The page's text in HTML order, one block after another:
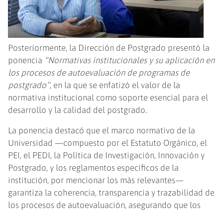
Posteriormente, la Dirección de Postgrado presentó la
ponencia “Normativas institucionales y su aplicación en
los procesos de autoevaluación de programas de
postgrado”, en la que se enfatizó el valor de la
normativa institucional como soporte esencial para el
desarrollo y la calidad del postgrado.
La ponencia destacó que el marco normativo de la
Universidad —compuesto por el Estatuto Orgánico, el
PEI, el PEDI, la Política de Investigación, Innovación y
Postgrado, y los reglamentos específicos de la
institución, por mencionar los más relevantes—
garantiza la coherencia, transparencia y trazabilidad de
los procesos de autoevaluación, asegurando que los